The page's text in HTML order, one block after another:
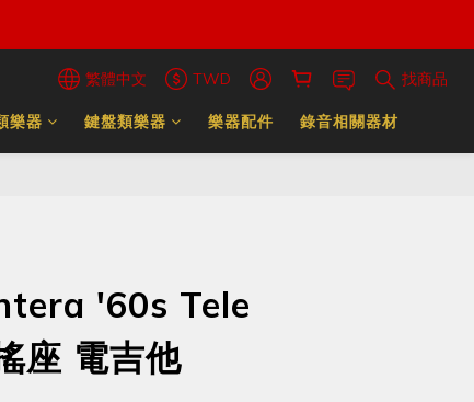
繁體中文 TWD 找商品
樂器 鍵盤類樂器 樂器配件 錄音相關器材
'60s Tele
座 電吉他